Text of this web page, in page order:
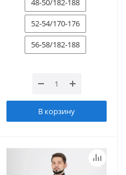
48-50/182-188
52-54/170-176
56-58/182-188
В корзину